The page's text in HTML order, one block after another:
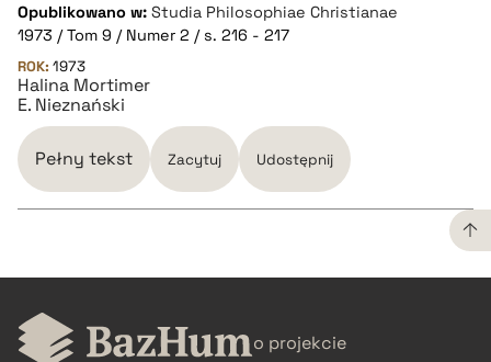
pobierz cytat
BIBTEX
pobierz cytat
Opublikowano w: Studia Philosophiae Christianae
1973 / Tom 9 / Numer 2 / s. 216 - 217
ROK: 1973
Halina Mortimer
E. Nieznański
Pełny tekst Zacytuj Udostępnij
CZYSTY TEKST
pobierz cytat o projekcie